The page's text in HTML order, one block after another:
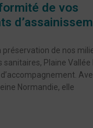
de vos
préservation de nos
sanitaires, Plaine Vallée
Normandie, elle